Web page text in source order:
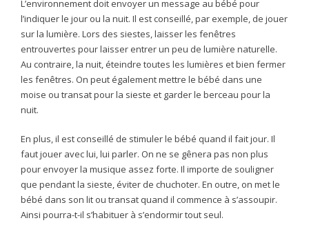
L’environnement doit envoyer un message au bébé pour
l’indiquer le jour ou la nuit. Il est conseillé, par exemple, de jouer
sur la lumière. Lors des siestes, laisser les fenêtres
entrouvertes pour laisser entrer un peu de lumière naturelle.
Au contraire, la nuit, éteindre toutes les lumières et bien fermer
les fenêtres. On peut également mettre le bébé dans une
moise ou transat pour la sieste et garder le berceau pour la
nuit.
En plus, il est conseillé de stimuler le bébé quand il fait jour. Il
faut jouer avec lui, lui parler. On ne se gênera pas non plus
pour envoyer la musique assez forte. Il importe de souligner
que pendant la sieste, éviter de chuchoter. En outre, on met le
bébé dans son lit ou transat quand il commence à s’assoupir.
Ainsi pourra-t-il s’habituer à s’endormir tout seul.